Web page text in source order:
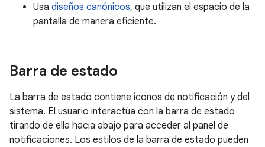
Usa diseños canónicos, que utilizan el espacio de la
pantalla de manera eficiente.
Barra de estado
La barra de estado contiene íconos de notificación y del
sistema. El usuario interactúa con la barra de estado
tirando de ella hacia abajo para acceder al panel de
notificaciones. Los estilos de la barra de estado pueden